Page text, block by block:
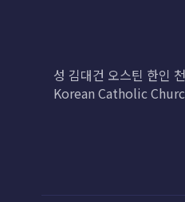
성 김대건 오스틴 한인
Korean Catholic